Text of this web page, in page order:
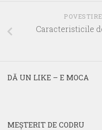
Caracteristicile
DĂ UN LIKE – E MOCA
MEŞTERIT DE CODRU